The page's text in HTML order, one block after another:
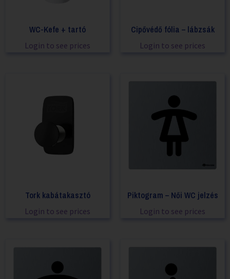
WC-Kefe + tartó
Login to see prices
Cipővédő fólia – lábzsák
Login to see prices
Tork kabátakasztó
Login to see prices
Piktogram – Női WC jelzés
Login to see prices